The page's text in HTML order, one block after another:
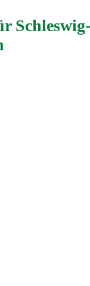
Schleswig-